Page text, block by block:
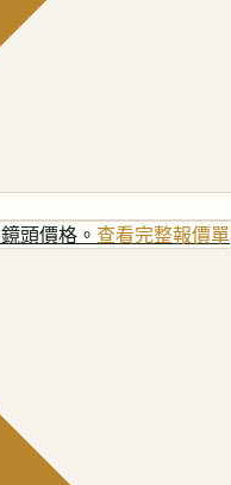
頭價格。 查看完整報價單